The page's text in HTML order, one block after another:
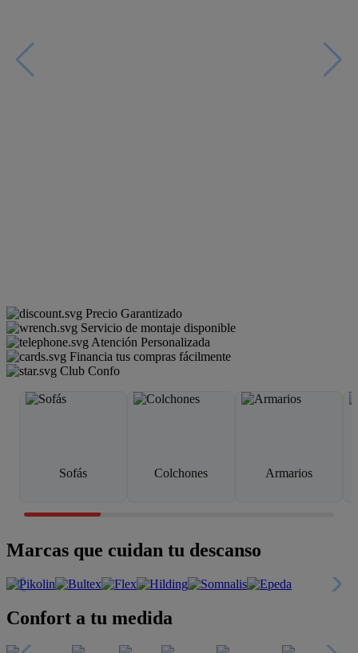
Precio Garantizado
Servicio de montaje disponible
Atención Personalizada
Financia tus compras fácilmente
Club Confo
Sofás Colchones Armarios
Marcas que cuidan tu descanso
Confort a tu medida